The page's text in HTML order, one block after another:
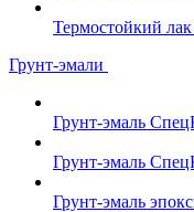
Термостойкий
Грунт-эмали
Грунт-эмаль
Грунт-эмаль
Грунт-эмаль